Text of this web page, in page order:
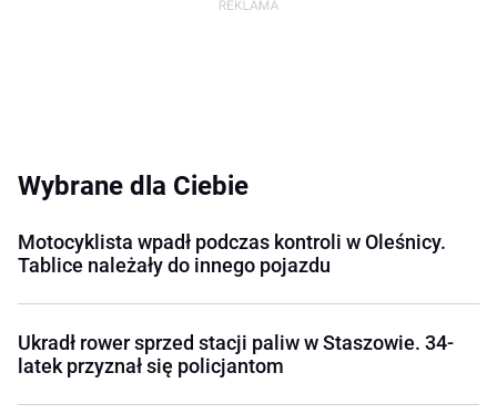
Wybrane dla Ciebie
Motocyklista wpadł podczas kontroli w Oleśnicy.
Tablice należały do innego pojazdu
Ukradł rower sprzed stacji paliw w Staszowie. 34-
latek przyznał się policjantom